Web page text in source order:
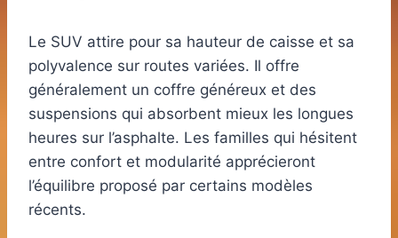
Le SUV attire pour sa hauteur de caisse et sa
polyvalence sur routes variées. Il offre
généralement un coffre généreux et des
suspensions qui absorbent mieux les longues
heures sur l’asphalte. Les familles qui hésitent
entre confort et modularité apprécieront
l’équilibre proposé par certains modèles
récents.